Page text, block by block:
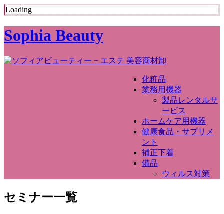
Loading
Sophia Beauty
化粧品
業務用機器
製品レンタルサ
ービス
ホームケア用機器
健康食品・サプリメ
ント
補正下着
備品
ウィルス対策
セミナー一覧